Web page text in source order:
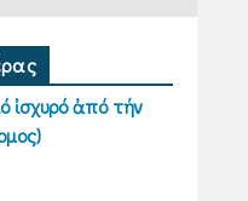
ἰσχυρό ἀπό τήν